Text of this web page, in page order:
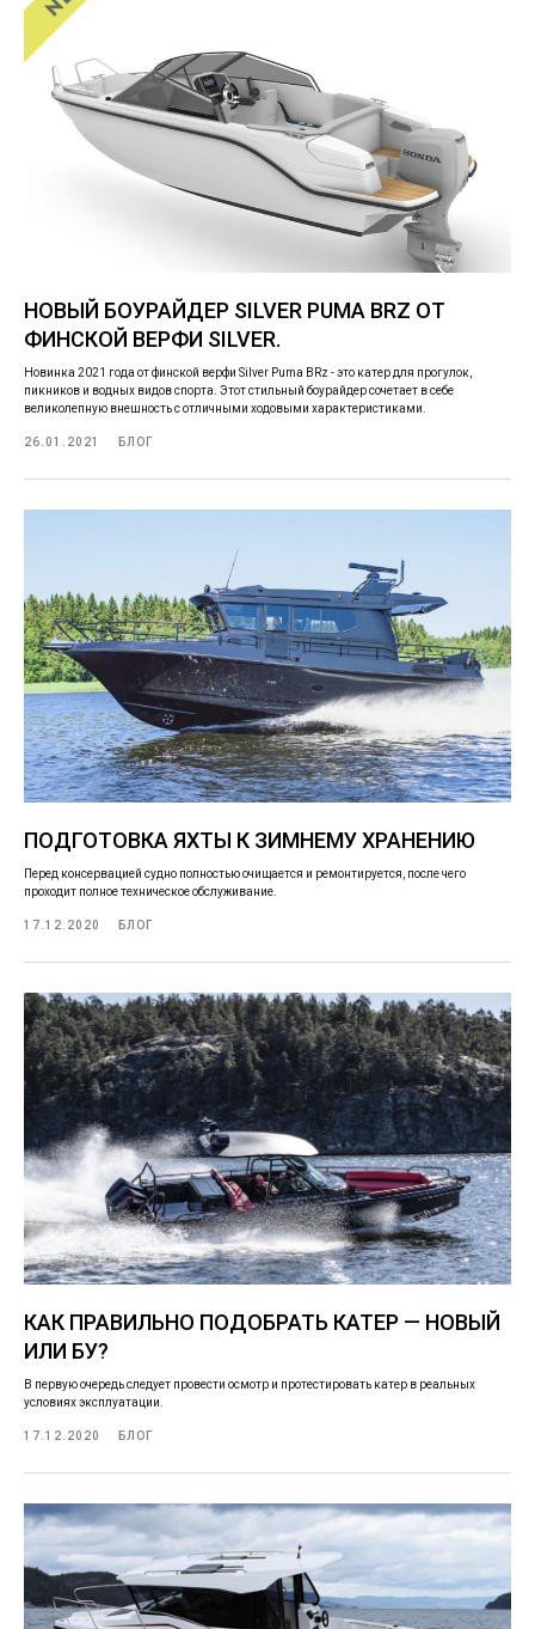
НОВЫЙ БОУРАЙДЕР SILVER PUMA BRZ ОТ
ФИНСКОЙ ВЕРФИ SILVER.
Новинка 2021 года от финской верфи Silver Puma BRz - это катер для прогулок,
пикников и водных видов спорта. Этот стильный боурайдер сочетает в себе
великолепную внешность с отличными ходовыми характеристиками.
26.01.2021 БЛОГ
ПОДГОТОВКА ЯХТЫ К ЗИМНЕМУ ХРАНЕНИЮ
Перед консервацией судно полностью очищается и ремонтируется, после чего
проходит полное техническое обслуживание.
17.12.2020 БЛОГ
КАК ПРАВИЛЬНО ПОДОБРАТЬ КАТЕР — НОВЫЙ
ИЛИ БУ?
В первую очередь следует провести осмотр и протестировать катер в реальных
условиях эксплуатации.
17.12.2020 БЛОГ